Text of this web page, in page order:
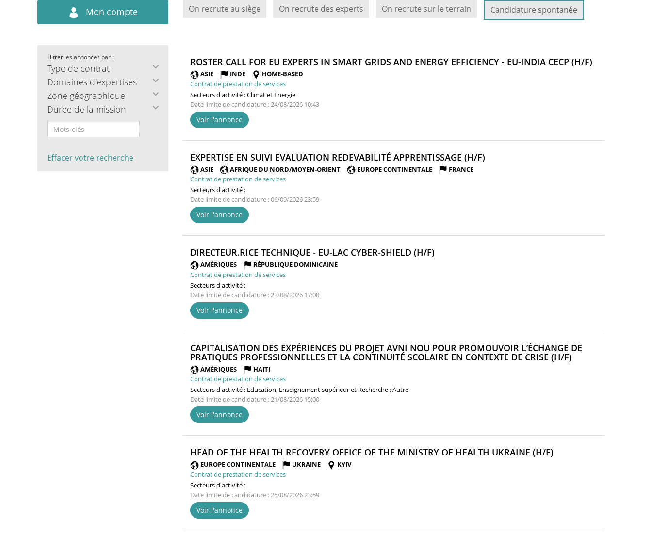
Mon compte On recrute au siège On recrute des experts On recrute sur le terrain Candidature spontanée
Filtrer les annonces par :
Type de contrat
Domaines d'expertises
Zone géographique
Durée de la mission
Effacer votre recherche
ROSTER CALL FOR EU EXPERTS IN SMART GRIDS AND ENERGY EFFICIENCY - EU-INDIA CECP (H/F)
ASIE INDE
HOME-BASED
Contrat de prestation de services
Secteurs d'activité :Climat et Energie
Date limite de candidature : 24/08/2026 10:43
Voir l'annonce
EXPERTISE EN SUIVI EVALUATION REDEVABILITÉ APPRENTISSAGE (H/F)
ASIE AFRIQUE DU NORD/MOYEN-ORIENT EUROPE CONTINENTALE
FRANCE
Contrat de prestation de services
Secteurs d'activité :
Date limite de candidature : 06/09/2026 23:59
Voir l'annonce
DIRECTEUR.RICE TECHNIQUE - EU-LAC CYBER-SHIELD (H/F)
AMÉRIQUES
RÉPUBLIQUE DOMINICAINE
Contrat de prestation de services
Secteurs d'activité :
Date limite de candidature : 23/08/2026 17:00
Voir l'annonce
CAPITALISATION DES EXPÉRIENCES DU PROJET AVNI NOU POUR PROMOUVOIR L’ÉCHANGE DE
PRATIQUES PROFESSIONNELLES ET LA CONTINUITÉ SCOLAIRE EN CONTEXTE DE CRISE (H/F)
AMÉRIQUES
HAITI
Contrat de prestation de services
Secteurs d'activité : Education, Enseignement supérieur et Recherche ; Autre
Date limite de candidature : 21/08/2026 15:00
Voir l'annonce
HEAD OF THE HEALTH RECOVERY OFFICE OF THE MINISTRY OF HEALTH UKRAINE (H/F)
EUROPE CONTINENTALE UKRAINE
KYIV
Contrat de prestation de services
Secteurs d'activité :
Date limite de candidature : 25/08/2026 23:59
Voir l'annonce